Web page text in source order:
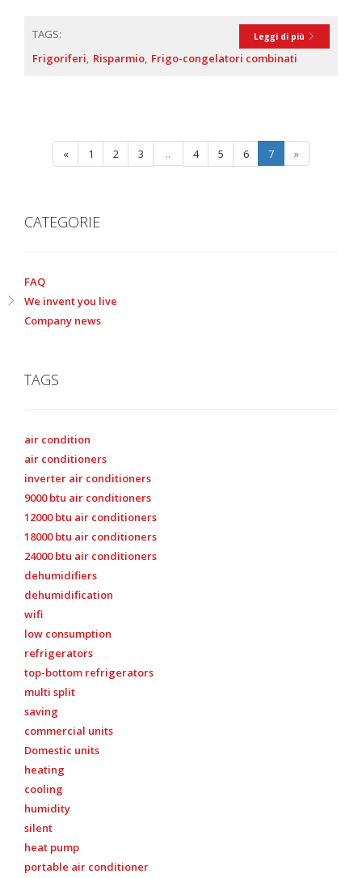
Leggi di più
TAGS:
Frigoriferi Risparmio Frigo-congelatori combinati
« 1 2 3 .. 4 5 6 7 »
CATEGORIE
FAQ
We invent you live
Company news
TAGS
air condition
air conditioners
inverter air conditioners
9000 btu air conditioners
12000 btu air conditioners
18000 btu air conditioners
24000 btu air conditioners
dehumidifiers
dehumidification
wifi
low consumption
refrigerators
top-bottom refrigerators
multi split
saving
commercial units
Domestic units
heating
cooling
humidity
silent
heat pump
portable air conditioner